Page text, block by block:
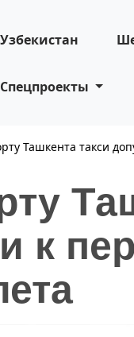
Узбекистан
Спецпроекты
Ташкента такси
к